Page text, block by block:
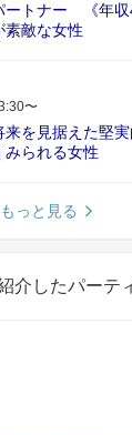
ートナー 《年収
素敵な女性
〜
来を見据えた堅
みられる女性
もっと見る
介したパーテ